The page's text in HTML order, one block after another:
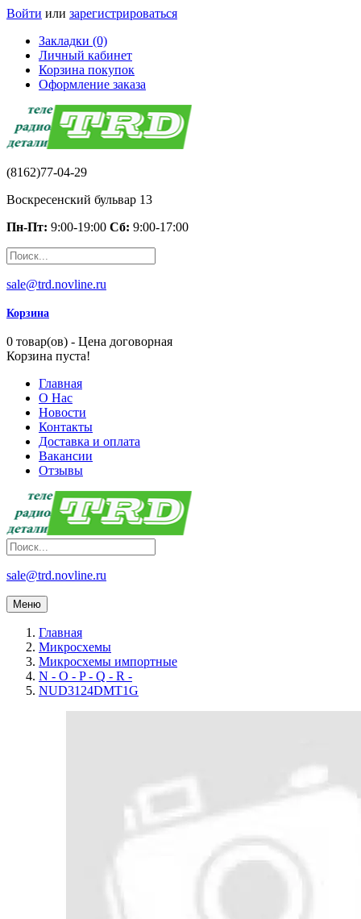
Войти или зарегистрироваться
Закладки (0)
Личный кабинет
Корзина покупок
Оформление заказа
(8162)77-04-29
Воскресенский бульвар 13
Пн-Пт: 9:00-19:00 Сб: 9:00-17:00
sale@trd.novline.ru
Корзина
0 товар(ов) - Цена договорная
Корзина пуста!
Главная
О Нас
Новости
Контакты
Доставка и оплата
Вакансии
Отзывы
sale@trd.novline.ru
Меню
Главная
Микросхемы
Микросхемы импортные
N - O - P - Q - R -
NUD3124DMT1G